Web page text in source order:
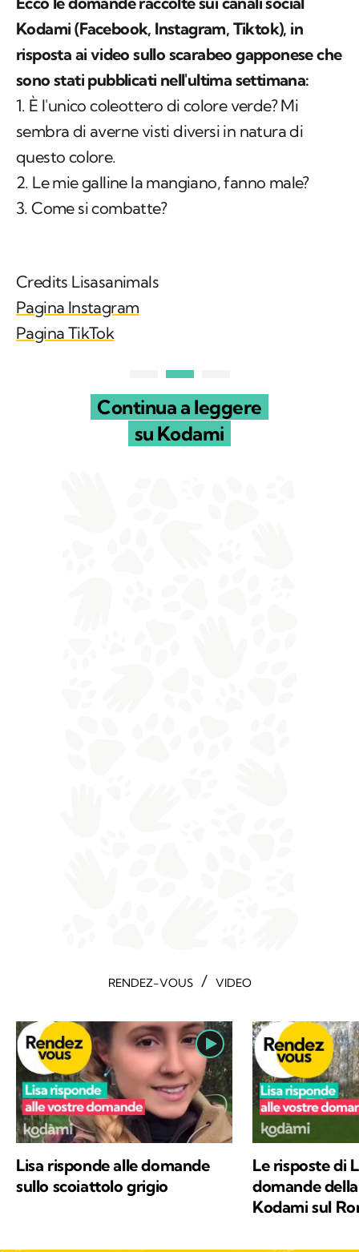
Kodami (Facebook, Instagram, Tiktok), in
risposta ai video sullo scarabeo gapponese che
sono stati pubblicati nell'ultima settimana:
1. È l'unico coleottero di colore verde? Mi
sembra di averne visti diversi in natura di
questo colore.
2. Le mie galline la mangiano, fanno male?
3. Come si combatte?
Credits Lisasanimals
Pagina Instagram
Pagina TikTok
Continua a leggere
su Kodami
RENDEZ-VOUS / VIDEO
Lisa risponde alle domande
sullo scoiattolo grigio
Le risposte di
domande
Kodami sul